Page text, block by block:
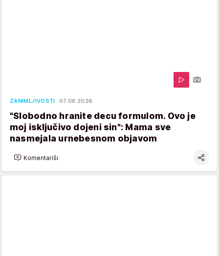
ZANIMLJIVOSTI 07.08.2026.
"Slobodno hranite decu formulom. Ovo je
moj isključivo dojeni sin": Mama sve
nasmejala urnebesnom objavom
Komentariši